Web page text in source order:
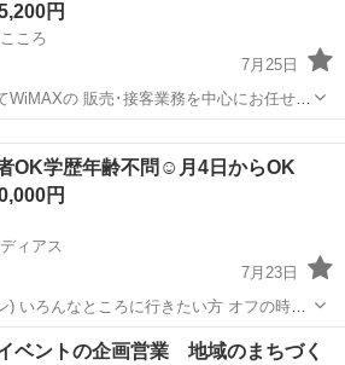
円
ころ
7月25日
説明 ・セット商品のオススメ （ス...
OK学歴年齢不問☺️月4日からOK
円
ィアス
7月23日
) いろんなところに行きたい方 オフの時間
営業日のお昼代かかりません。 月4日〜
り従業員大募集☺️ 営業や販売未経験の方で
ルートセールス 未経験
ベントの企画営業 地域のまちづく